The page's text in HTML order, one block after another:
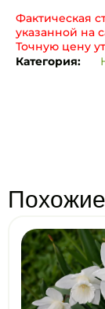
Фактическая
указанной на
Точную цену
Категория: